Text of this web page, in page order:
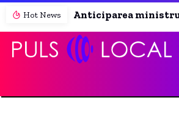
Hot News
Anticiparea ministrului Finanțelor privind creșterea economică în acest an: „Depinde de evoluția în trimestrele III și IV”